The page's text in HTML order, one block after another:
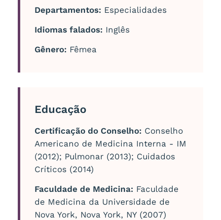
Departamentos: Especialidades
Idiomas falados: Inglês
Gênero: Fêmea
Educação
Certificação do Conselho: Conselho
Americano de Medicina Interna - IM
(2012); Pulmonar (2013); Cuidados
Críticos (2014)
Faculdade de Medicina: Faculdade
de Medicina da Universidade de
Nova York, Nova York, NY (2007)